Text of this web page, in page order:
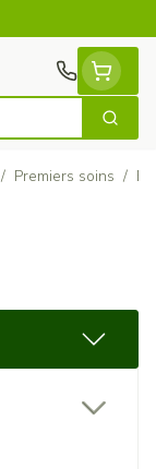
/ Premiers soins /